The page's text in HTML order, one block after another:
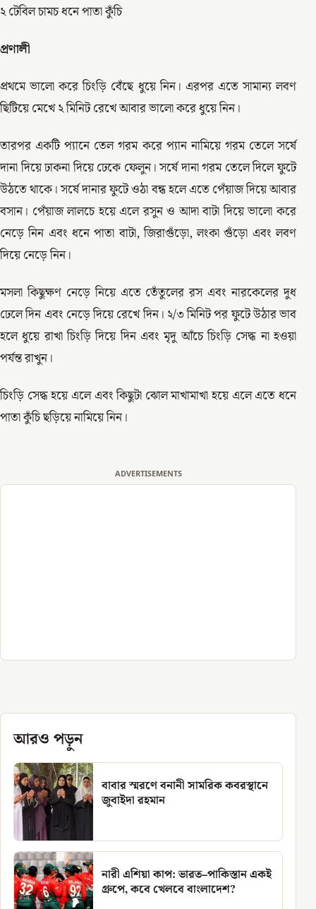
২ টেবিল চামচ ধনে পাতা কুঁচি
প্রণালী
প্রথমে ভালো করে চিংড়ি বেঁছে ধুয়ে নিন। এরপর এতে সামান্য লবণ
ছিটিয়ে মেখে ২ মিনিট রেখে আবার ভালো করে ধুয়ে নিন।
তারপর একটি প্যানে তেল গরম করে প্যান নামিয়ে গরম তেলে সর্ষে
দানা দিয়ে ঢাকনা দিয়ে ঢেকে ফেলুন। সর্ষে দানা গরম তেলে দিলে ফুটে
উঠতে থাকে। সর্ষে দানার ফুটে ওঠা বন্ধ হলে এতে পেঁয়াজ দিয়ে আবার
বসান। পেঁয়াজ লালচে হয়ে এলে রসুন ও আদা বাটা দিয়ে ভালো করে
নেড়ে নিন এবং ধনে পাতা বাটা, জিরাগুঁড়ো, লংকা গুঁড়ো এবং লবণ
দিয়ে নেড়ে নিন।
মসলা কিছুক্ষণ নেড়ে নিয়ে এতে তেঁতুলের রস এবং নারকেলের দুধ
ঢেলে দিন এবং নেড়ে দিয়ে রেখে দিন। ২/৩ মিনিট পর ফুটে উঠার ভাব
হলে ধুয়ে রাখা চিংড়ি দিয়ে দিন এবং মৃদু আঁচে চিংড়ি সেদ্ধ না হওয়া
পর্যন্ত রাখুন।
চিংড়ি সেদ্ধ হয়ে এলে এবং কিছুটা ঝোল মাখামাখা হয়ে এলে এতে ধনে
পাতা কুঁচি ছড়িয়ে নামিয়ে নিন।
ADVERTISEMENTS
আরও পড়ুন
বাবার স্মরণে বনানী সামরিক কবরস্থানে
জুবাইদা রহমান
নারী এশিয়া কাপ: ভারত–পাকিস্তান একই
গ্রুপে, কবে খেলবে বাংলাদেশ?